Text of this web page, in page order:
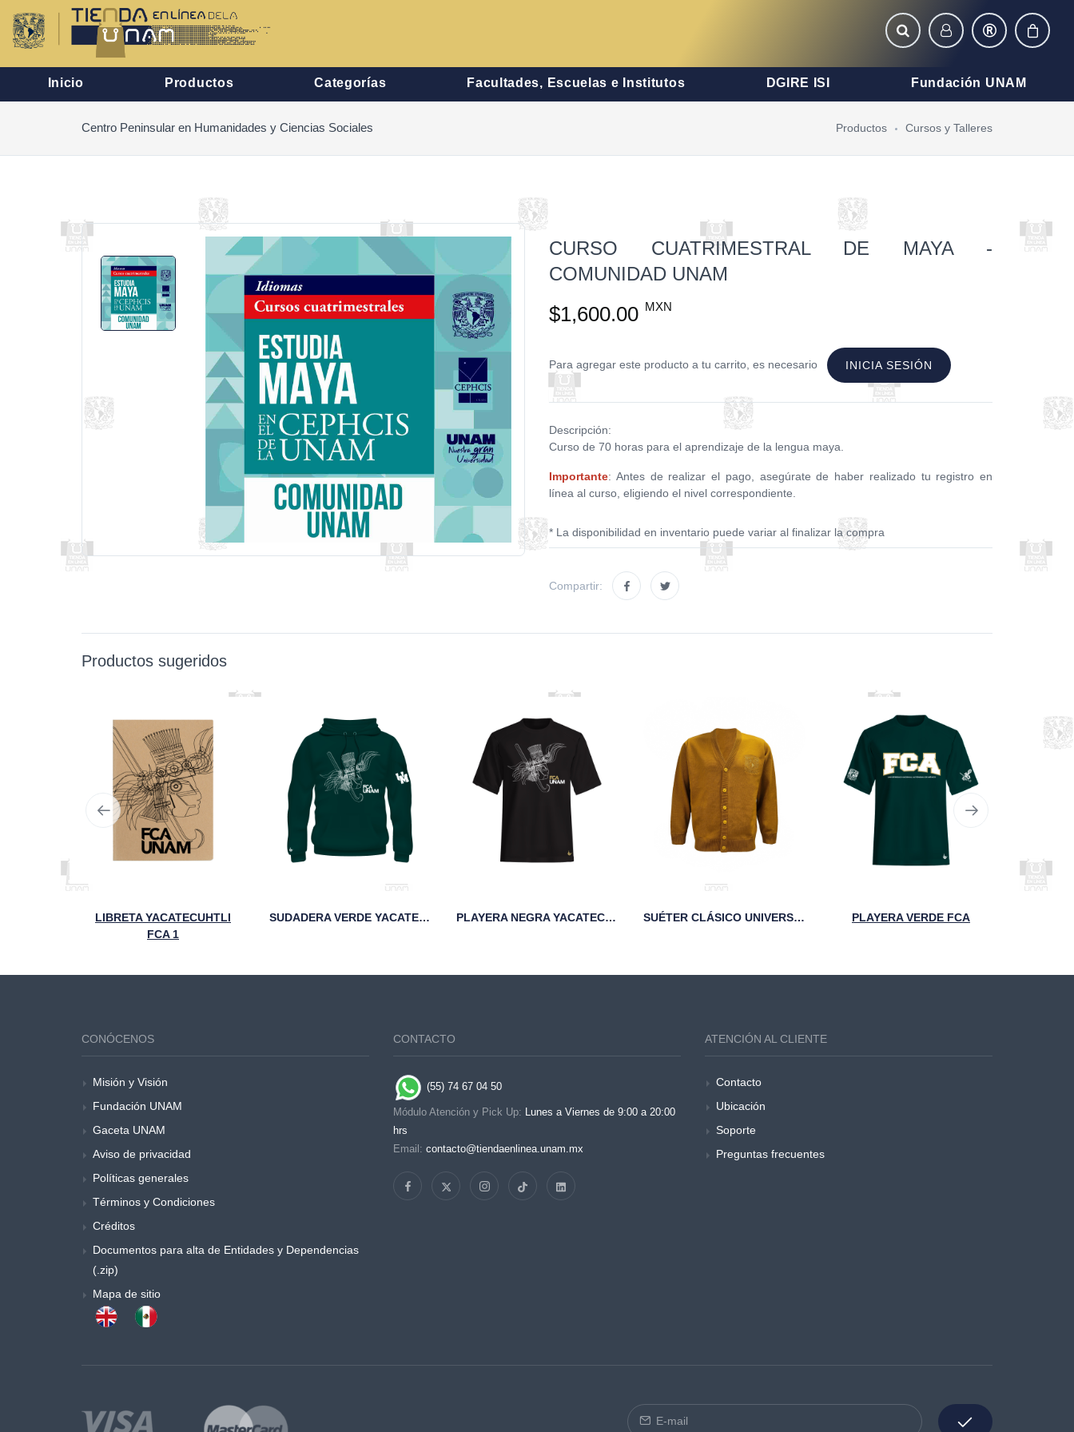
Inicio Productos Categorías Facultades, Escuelas e Institutos DGIRE ISI Fundación UNAM
Centro Peninsular en Humanidades y Ciencias Sociales Productos Cursos y Talleres
CURSO CUATRIMESTRAL DE MAYA -
COMUNIDAD UNAM
$1,600.00 MXN
Para agregar este producto a tu carrito, es necesario INICIA SESIÓN
Descripción:
Curso de 70 horas para el aprendizaje de la lengua maya.
Importante: Antes de realizar el pago, asegúrate de haber realizado tu registro en
línea al curso, eligiendo el nivel correspondiente.
* La disponibilidad en inventario puede variar al finalizar la compra
Compartir:
Productos sugeridos
LIBRETA YACATECUHTLI
FCA 1
SUDADERA VERDE YACATECUHTLI FCA UNAM PLAYERA NEGRA YACATECUHTLI FCA UNAM SUÉTER CLÁSICO UNIVERSITARIO ESCUDO UNAM DORADO PLAYERA VERDE FCA
CONÓCENOS
Misión y Visión
Fundación UNAM
Gaceta UNAM
Aviso de privacidad
Políticas generales
Términos y Condiciones
Créditos
Documentos para alta de Entidades y Dependencias
(.zip)
Mapa de sitio
CONTACTO
(55) 74 67 04 50
Módulo Atención y Pick Up: Lunes a Viernes de 9:00 a 20:00
hrs
Email: contacto@tiendaenlinea.unam.mx
ATENCIÓN AL CLIENTE
Contacto
Ubicación
Soporte
Preguntas frecuentes